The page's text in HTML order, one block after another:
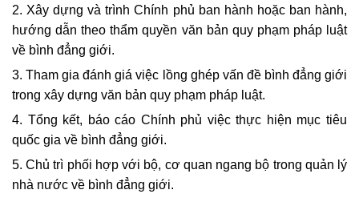
2. Xây dựng và trình Chính phủ ban hành hoặc ban hành,
hướng dẫn theo thẩm quyền văn bản quy phạm pháp luật
về bình đẳng giới.
3. Tham gia đánh giá việc lồng ghép vấn đề bình đẳng giới
trong xây dựng văn bản quy phạm pháp luật.
4. Tổng kết, báo cáo Chính phủ việc thực hiện mục tiêu
quốc gia về bình đẳng giới.
5. Chủ trì phối hợp với bộ, cơ quan ngang bộ trong quản lý
nhà nước về bình đẳng giới.